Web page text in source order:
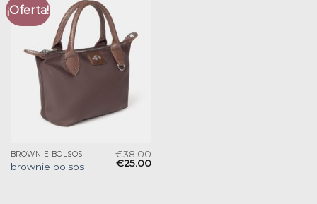
¡Oferta!
BROWNIE BOLSOS
brownie bolsos
€38.00
€25.00